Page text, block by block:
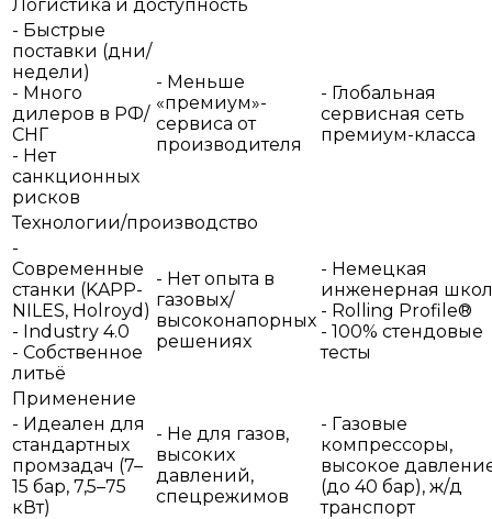
Логистика и доступность
- Быстрые
поставки (дни/
недели)
- Много
дилеров в РФ/
СНГ
- Нет
санкционных
рисков
- Меньше
«премиум»-
сервиса от
производителя
- Глобальная
сервисная сеть
премиум-класса
Технологии/производство
-
Современные
станки (KAPP-
NILES, Holroyd)
- Industry 4.0
- Собственное
литьё
- Нет опыта в
газовых/
высоконапорных
решениях
- Немецкая
инженерная
- Rolling Profile®
- 100% стендовые
тесты
Применение
- Идеален для
стандартных
промзадач (7–
15 бар, 7,5–75
кВт)
- Не для газов,
высоких
давлений,
спецрежимов
- Газовые
компрессоры,
высокое
(до 40 бар), ж/д
транспорт